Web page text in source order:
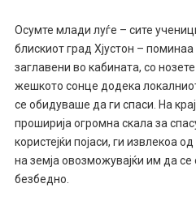
Осумте млади луѓе – сите
блискиот град Хјустон –
заглавени во кабината, со
жешкото сонце додека
се обидуваше да ги спаси. На
проширија огромна скала за
користејќи појаси, ги извлекоа
на земја овозможувајќи им да се
безбедно.